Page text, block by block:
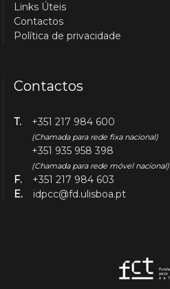
Links Úteis
Contactos
Política de privacidade
Contactos
T. +351 217 984 600
(Chamada para rede fixa nacional)
+351 935 958 398
(Chamada para rede móvel nacional)
F.
+351 217 984 603
E.
idpcc@fd.ulisboa.pt